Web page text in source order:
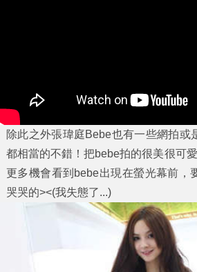
除此之外張瑋庭Bebe也有一些網拍或
都相當的不錯！把bebe拍的很美很可
更多機會看到bebe出現在螢光幕前，
哭哭的><(我失態了...)